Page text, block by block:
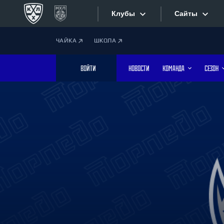
Клубы
Дивизион Боброва
Лада
Сайты
Текстовые
Фотобанк
ЧАЙКА ШКОЛА
ВОЙТИ НОВОСТИ КОМАНДА СЕЗОН